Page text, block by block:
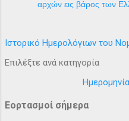
αρχών εις βάρος των
Ιστορικό Ημερολόγιων του
Επιλέξτε ανά κατηγορία
Ημερομηνία
Εορτασμοί σήμερα